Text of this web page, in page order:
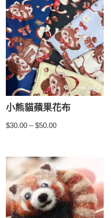
小熊貓蘋果花布
$30.00 – $50.00